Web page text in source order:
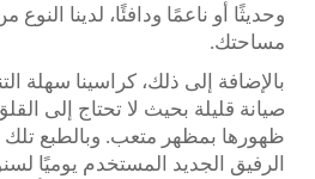
وحديثًا أو ناعمًا ودافئًا، لدينا
مساحتك.
بالإضافة إلى ذلك، كراسينا سهلة
صيانة قليلة بحيث لا تحتاج إلى
ظهورها بمظهر متعب. وبالطبع
الرفيق الجديد المستخدم يوميًا